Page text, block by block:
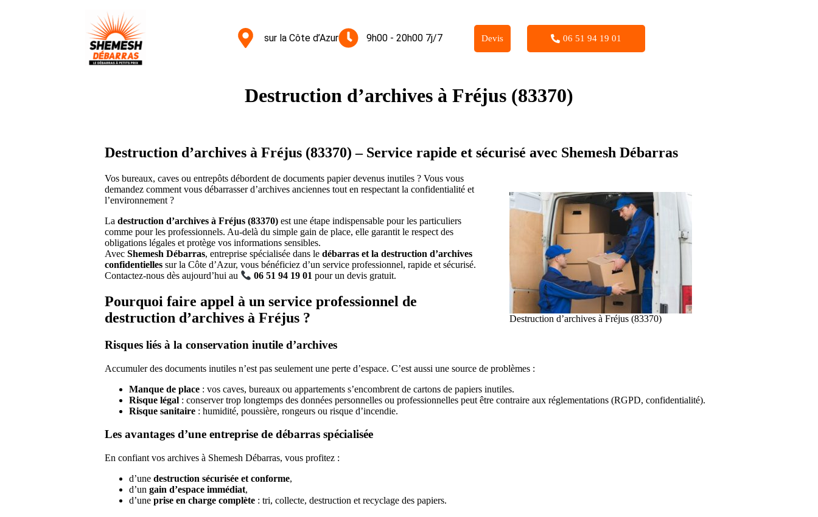
sur la Côte d’Azur 9h00 - 20h00 7j/7 Devis 06 51 94 19 01
Destruction d’archives à Fréjus (83370)
Destruction d’archives à Fréjus (83370) – Service rapide et sécurisé avec Shemesh Débarras
Destruction d’archives à Fréjus (83370)
Vos bureaux, caves ou entrepôts débordent de documents papier devenus inutiles ? Vous vous
demandez comment vous débarrasser d’archives anciennes tout en respectant la confidentialité et
l’environnement ?
La destruction d’archives à Fréjus (83370) est une étape indispensable pour les particuliers
comme pour les professionnels. Au-delà du simple gain de place, elle garantit le respect des
obligations légales et protège vos informations sensibles.
Avec Shemesh Débarras, entreprise spécialisée dans le débarras et la destruction d’archives
confidentielles sur la Côte d’Azur, vous bénéficiez d’un service professionnel, rapide et sécurisé.
Contactez-nous dès aujourd’hui au
06 51 94 19 01 pour un devis gratuit.
Pourquoi faire appel à un service professionnel de
destruction d’archives à Fréjus ?
Risques liés à la conservation inutile d’archives
Accumuler des documents inutiles n’est pas seulement une perte d’espace. C’est aussi une source de problèmes :
Manque de place : vos caves, bureaux ou appartements s’encombrent de cartons de papiers inutiles.
Risque légal : conserver trop longtemps des données personnelles ou professionnelles peut être contraire aux réglementations (RGPD, confidentialité).
Risque sanitaire : humidité, poussière, rongeurs ou risque d’incendie.
Les avantages d’une entreprise de débarras spécialisée
En confiant vos archives à Shemesh Débarras, vous profitez :
d’une destruction sécurisée et conforme,
d’un gain d’espace immédiat,
d’une prise en charge complète : tri, collecte, destruction et recyclage des papiers.